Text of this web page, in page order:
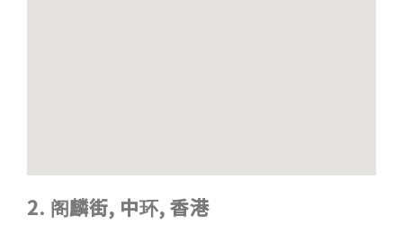
2. 阁麟街, 中环, 香港